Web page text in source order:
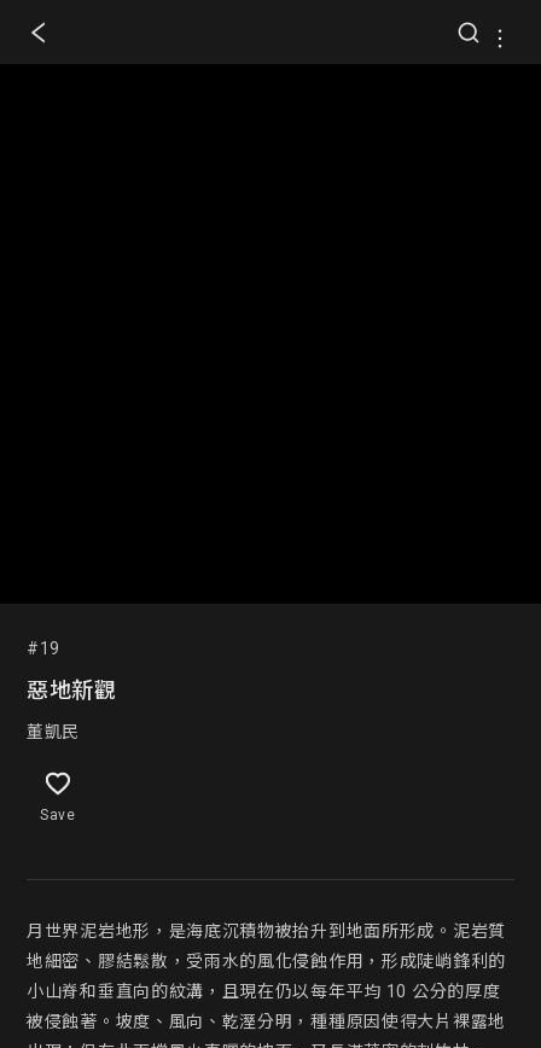
#19
惡地新觀
董凱民
Save
月世界泥岩地形，是海底沉積物被抬升到地面所形成。泥岩質
地細密、膠結鬆散，受雨水的風化侵蝕作用，形成陡峭鋒利的
小山脊和垂直向的紋溝，且現在仍以每年平均 10 公分的厚度
被侵蝕著。坡度、風向、乾溼分明，種種原因使得大片裸露地